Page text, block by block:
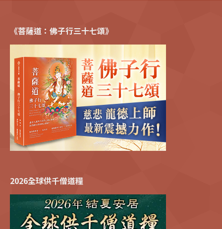
《菩薩道：佛子行三十七頌》
2026全球供千僧道糧